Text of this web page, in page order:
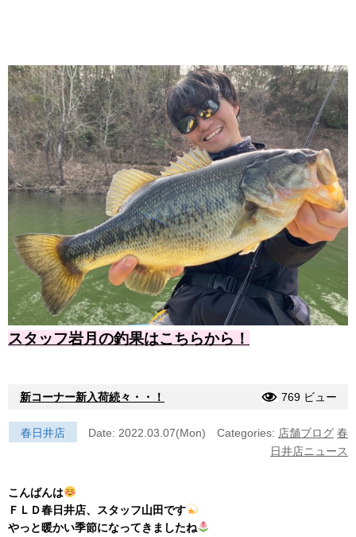
スタッフ岩月の釣果はこちらから！
新コーナー新入荷続々・・！ 769 ビュー
春日井店 Date: 2022.03.07(Mon) Categories: 店舗ブログ 春
日井店ニュース
こんばんは
ＦＬＤ春日井店、スタッフ山田です
やっと暖かい季節になってきましたね